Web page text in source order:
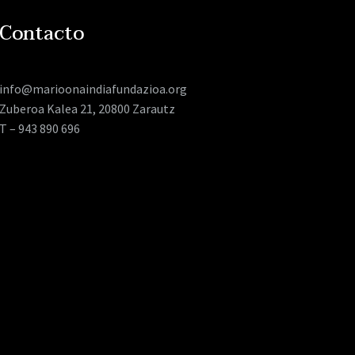
Contacto
info@marioonaindiafundazioa.org
Zuberoa Kalea 21, 20800 Zarautz
T – 943 890 696